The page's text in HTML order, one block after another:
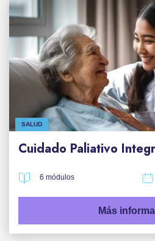
SALUD
Cuidado Paliativo
6 módulos
Más